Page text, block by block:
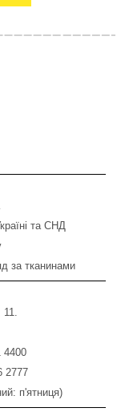
та СНД
за тканинами
4400
2777
п'ятниця)